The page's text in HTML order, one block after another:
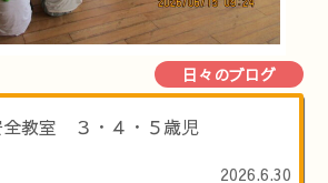
日々のブログ
教室 ３・４・５歳児
2026.6.30